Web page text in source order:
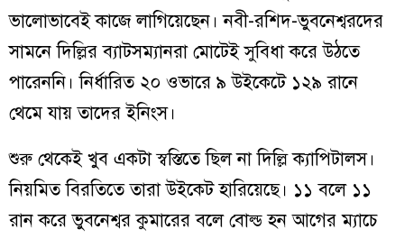
ভালোভাবেই কাজে লাগিয়েছেন। নবী-রশিদ-ভুবনেশ্বরদের
সামনে দিল্লির ব্যাটসম্যানরা মোটেই সুবিধা করে উঠতে
পারেননি। নির্ধারিত ২০ ওভারে ৯ উইকেটে ১২৯ রানে
থেমে যায় তাদের ইনিংস।
শুরু থেকেই খুব একটা স্বস্তিতে ছিল না দিল্লি ক্যাপিটালস।
নিয়মিত বিরতিতে তারা উইকেট হারিয়েছে। ১১ বলে ১১
রান করে ভুবনেশ্বর কুমারের বলে বোল্ড হন আগের ম্যাচে